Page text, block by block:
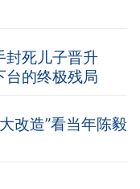
封死儿子晋升
台的终极残局
改造”看当年陈毅